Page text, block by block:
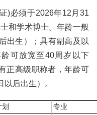
)必须于2026年12月31
和学术博士。年龄一般
出生）；具有副高及以
可放宽至40周岁以下
正高级职称者，年龄可
后出生）。
专业